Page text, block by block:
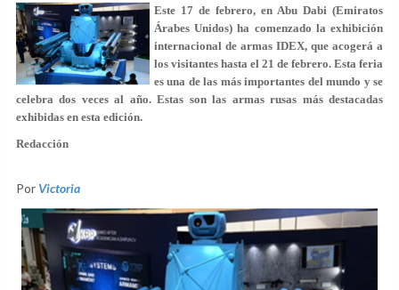
Este 17 de febrero, en Abu Dabi (Emiratos
Árabes Unidos) ha comenzado la exhibición
internacional de armas IDEX, que acogerá a
los visitantes hasta el 21 de febrero. Esta feria
es una de las más importantes del mundo y se
celebra dos veces al año. Estas son las armas rusas más destacadas
exhibidas en esta edición.
Redacción
Por Victoria